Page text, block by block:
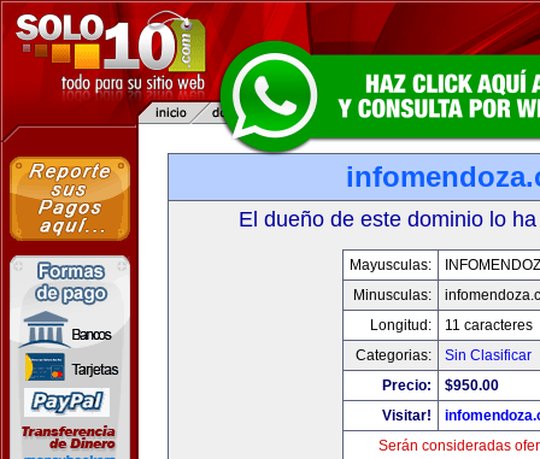
El dueño de este dominio lo
Mayusculas:
Minusculas:
Longitud:
11 caracteres
Categorias:
Sin Clasificar
Precio:
$950.00
Visitar!
Serán consideradas